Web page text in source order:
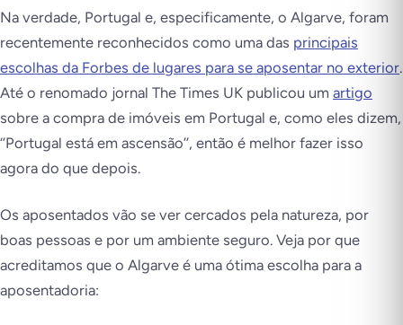
Na verdade, Portugal e, especificamente, o Algarve, foram
recentemente reconhecidos como uma das principais
escolhas da Forbes de lugares para se aposentar no exterior.
Até o renomado jornal The Times UK publicou um artigo
sobre a compra de imóveis em Portugal e, como eles dizem,
‘’Portugal está em ascensão’’, então é melhor fazer isso
agora do que depois.
Os aposentados vão se ver cercados pela natureza, por
boas pessoas e por um ambiente seguro. Veja por que
acreditamos que o Algarve é uma ótima escolha para a
aposentadoria: